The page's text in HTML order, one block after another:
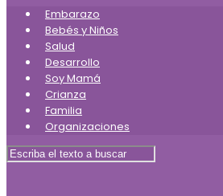
Embarazo
Bebés y Niños
Salud
Desarrollo
Soy Mamá
Crianza
Familia
Organizaciones